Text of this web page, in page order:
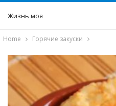
Жизнь моя
Home Горячие закуски